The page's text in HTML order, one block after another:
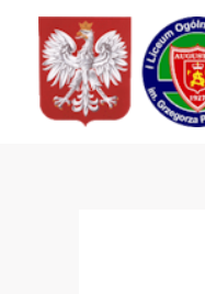
Przejdź
treści